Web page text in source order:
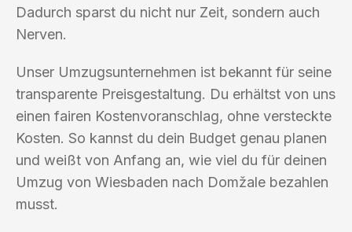
Dadurch sparst du nicht nur Zeit, sondern auch
Nerven.
Unser Umzugsunternehmen ist bekannt für seine
transparente Preisgestaltung. Du erhältst von uns
einen fairen Kostenvoranschlag, ohne versteckte
Kosten. So kannst du dein Budget genau planen
und weißt von Anfang an, wie viel du für deinen
Umzug von Wiesbaden nach Domžale bezahlen
musst.